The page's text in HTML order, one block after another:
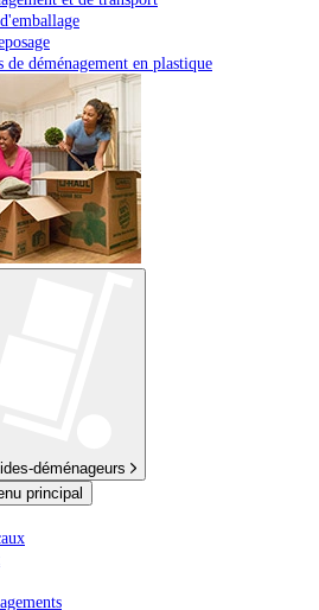
de déménagement en plastique
déménageurs
principal